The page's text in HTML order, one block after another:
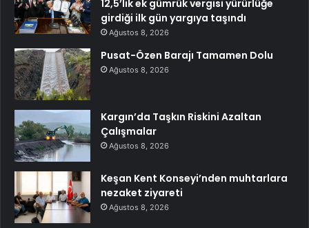
12,5’lik ek gümrük vergisi yürürlüğe
girdiği ilk gün yargıya taşındı
Ağustos 8, 2026
Pusat-Özen Barajı Tamamen Dolu
Ağustos 8, 2026
Kargın’da Taşkın Riskini Azaltan
Çalışmalar
Ağustos 8, 2026
Keşan Kent Konseyi’nden muhtarlara
nezaket ziyareti
Ağustos 8, 2026